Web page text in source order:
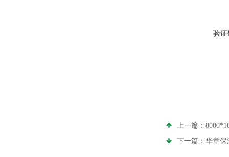
验证
上一篇：
下一篇： 华章保